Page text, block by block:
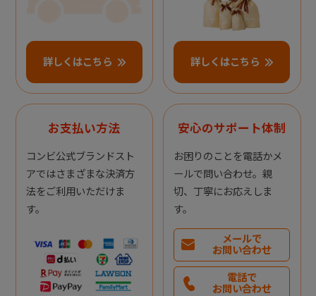
詳しくはこちら 詳しくはこちら
お支払い方法
コンビ公式ブランドスト
アではさまざまな決済方
法をご利用いただけま
す。
安心のサポート体制
お困りのことを電話かメ
ールで問い合わせ。親
切、丁寧にお応えしま
す。
メールで
お問い合わせ
電話で
お問い合わせ